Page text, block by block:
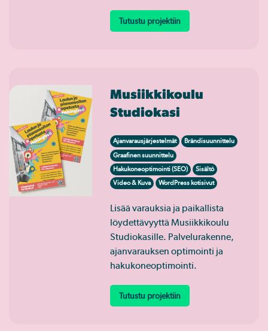
Tutustu projektiin
Musiikkikoulu
Studiokasi
Ajanvarausjärjestelmät
Brändisuunnittelu
Graafinen suunnittelu
Hakukoneoptimointi (SEO)
Sisältö
Video & Kuva
WordPress kotisivut
Lisää varauksia ja paikallista
löydettävyyttä Musiikkikoulu
Studiokasille. Palvelurakenne,
ajanvarauksen optimointi ja
hakukoneoptimointi.
Tutustu projektiin